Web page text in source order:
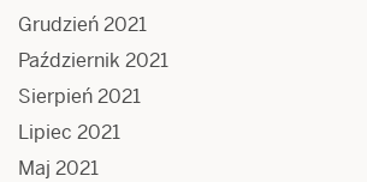
Grudzień 2021
Październik 2021
Sierpień 2021
Lipiec 2021
Maj 2021